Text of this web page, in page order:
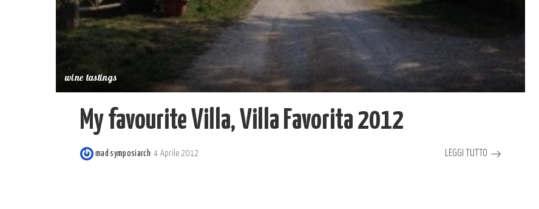
wine tastings
My favourite Villa, Villa Favorita 2012
Posted
mad symposiarch 4 Aprile 2012 LEGGI TUTTO